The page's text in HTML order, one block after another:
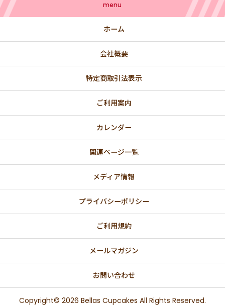
menu
ホーム
会社概要
特定商取引法表示
ご利用案内
カレンダー
関連ページ一覧
メディア情報
プライバシーポリシー
ご利用規約
メールマガジン
お問い合わせ
Copyright© 2026 Bellas Cupcakes All Rights Reserved.